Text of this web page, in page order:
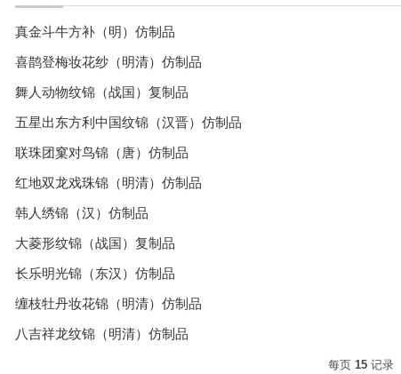
真金斗牛方补（明）仿制品
喜鹊登梅妆花纱（明清）仿制品
舞人动物纹锦（战国）复制品
五星出东方利中国纹锦（汉晋）仿制品
联珠团窠对鸟锦（唐）仿制品
红地双龙戏珠锦（明清）仿制品
韩人绣锦（汉）仿制品
大菱形纹锦（战国）复制品
长乐明光锦（东汉）仿制品
缠枝牡丹妆花锦（明清）仿制品
八吉祥龙纹锦（明清）仿制品
每页 15 记录